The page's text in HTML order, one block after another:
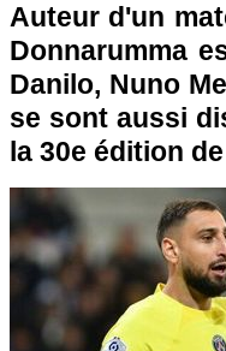
Auteur d'un
Donnarumma
Danilo, Nuno
se sont aussi
la 30e édition